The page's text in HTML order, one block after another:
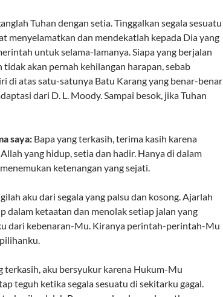
Tuhan dengan setia. Tinggalkan segala sesuatu
menyelamatkan dan mendekatlah kepada Dia yang
untuk selama-lamanya. Siapa yang berjalan
tidak akan pernah kehilangan harapan, sebab
di atas satu-satunya Batu Karang yang benar-benar
dari D. L. Moody. Sampai besok, jika Tuhan
saya: Bapa yang terkasih, terima kasih karena
yang hidup, setia dan hadir. Hanya di dalam
ketenangan yang sejati.
aku dari segala yang palsu dan kosong. Ajarlah
dalam ketaatan dan menolak setiap jalan yang
dari kebenaran-Mu. Kiranya perintah-perintah-Mu
terkasih, aku bersyukur karena Hukum-Mu
teguh ketika segala sesuatu di sekitarku gagal.